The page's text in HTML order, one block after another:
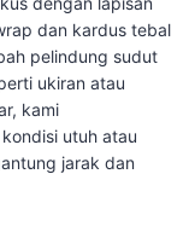
dan kardus tebal
pelindung sudut
ukiran atau
kami
utuh atau
jarak dan